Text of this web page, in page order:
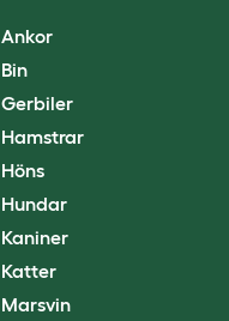
Ankor
Bin
Gerbiler
Hamstrar
Höns
Hundar
Kaniner
Katter
Marsvin